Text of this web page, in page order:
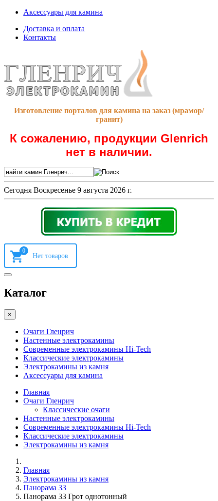
Аксессуары для камина
Доставка и оплата
Контакты
Изготовление порталов для камина на заказ (мрамор/
гранит)
К сожалению, продукции Glenrich
нет в наличии.
Сегодня Воскресенье 9 августа 2026 г.
0
Каталог
×
Очаги Гленрич
Настенные электрокамины
Современные электрокамины Hi-Tech
Классические электрокамины
Электрокамины из камня
Аксессуары для камина
Главная
Очаги Гленрич
Классические очаги
Настенные электрокамины
Современные электрокамины Hi-Tech
Классические электрокамины
Электрокамины из камня
Главная
Электрокамины из камня
Панорама 33
Панорама 33 Грот однотонный